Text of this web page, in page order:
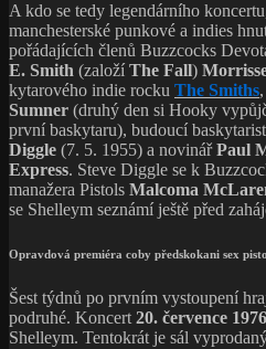
A kdo se tedy legendárního
manchesterské punkové a indies
pořádajících členů Buzzcocks
E. Smith (založí The Fall)
kytarového indie rocku The Smiths,
Sumner (druhý den si Hooky
první baskytaru), budoucí
Diggle (7. 5. 1955) a novinářPaul
Express. Steve Diggle se k
manažera Pistols Malcoma
se Shelleym seznámí ještě před
Opravdová premiéra coby předskokani sex
Šest týdnů po prvním vystoupení
podruhé. Koncert 20. července 1976
Shelleym. Tentokrát je sál